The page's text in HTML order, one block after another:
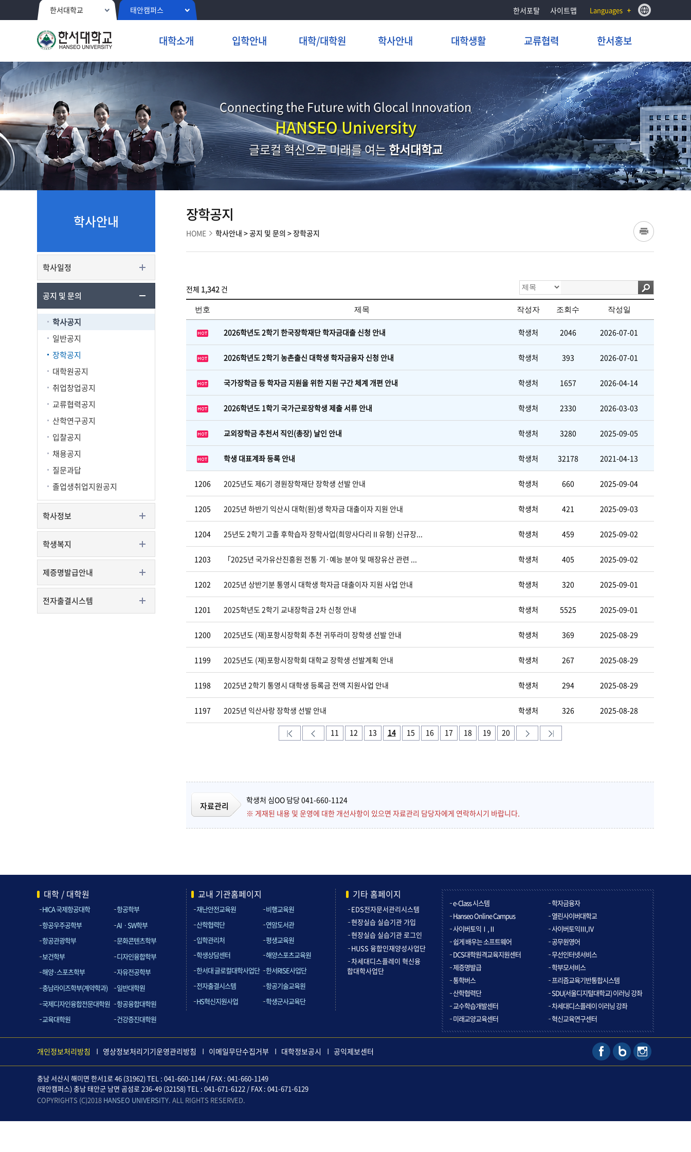
한서대학교 태안캠퍼스 한서포탈 사이트맵 Languages
대학소개 입학안내 대학/대학원 학사안내 대학생활 교류협력 한서홍보
Connecting the Future with Glocal Innovation
HANSEO University
글로컬 혁신으로 미래를 여는한서대학교
학사안내
학사일정
공지 및 문의
학사공지
일반공지
장학공지
대학원공지
취업창업공지
교류협력공지
산학연구공지
입찰공지
채용공지
질문과답
졸업생취업지원공지
학사정보
학생복지
제증명발급안내
전자출결시스템
장학공지
HOME 학사안내 >공지 및 문의 >장학공지
전체 1,342 건
번호 제목 작성자 조회수 작성일
2026학년도 2학기 한국장학재단 학자금대출 신청 안내 학생처 2046 2026-07-01
2026학년도 2학기 농촌출신 대학생 학자금융자 신청 안내 학생처 393 2026-07-01
국가장학금 등 학자금 지원을 위한 지원 구간 체계 개편 안내 학생처 1657 2026-04-14
2026학년도 1학기 국가근로장학생 제출 서류 안내 학생처 2330 2026-03-03
교외장학금 추천서 직인(총장) 날인 안내 학생처 3280 2025-09-05
학생 대표계좌 등록 안내 학생처 32178 2021-04-13
1206 2025년도 제6기 경원장학재단 장학생 선발 안내 학생처 660 2025-09-04
1205 2025년 하반기 익산시 대학(원)생 학자금 대출이자 지원 안내 학생처 421 2025-09-03
1204 25년도 2학기 고졸 후학습자 장학사업(희망사다리Ⅱ유형) 신규장... 학생처 459 2025-09-02
1203 「2025년 국가유산진흥원 전통 기·예능 분야 및 매장유산 관련 ... 학생처 405 2025-09-02
1202 2025년 상반기분 통영시 대학생 학자금 대출이자 지원 사업 안내 학생처 320 2025-09-01
1201 2025학년도 2학기 교내장학금 2차 신청 안내 학생처 5525 2025-09-01
1200 2025년도 (재)포항시장학회 추천 귀뚜라미 장학생 선발 안내 학생처 369 2025-08-29
1199 2025년도 (재)포항시장학회 대학교 장학생 선발계획 안내 학생처 267 2025-08-29
1198 2025년 2학기 통영시 대학생 등록금 전액 지원사업 안내 학생처 294 2025-08-29
1197 2025년 익산사랑 장학생 선발 안내 학생처 326 2025-08-28
11 12 13 14 15 16 17 18 19 20
자료관리
학생처 심OO 담당 041-660-1124
※ 게재된 내용 및 운영에 대한 개선사항이 있으면 자료관리 담당자에게 연락하시기 바랍니다.
대학 / 대학원
HICA 국제항공대학
항공학부
항공우주공학부
AIㆍSW학부
항공관광학부
문화콘텐츠학부
보건학부
디자인융합학부
해양·스포츠학부
자유전공학부
충남라이즈학부(계약학과)
일반대학원
국제디자인융합전문대학원
항공융합대학원
교육대학원
건강증진대학원
교내 기관홈페이지
재난안전교육원
비행교육원
산학협력단
연암도서관
입학관리처
평생교육원
학생상담센터
해양스포츠교육원
한서대 글로컬대학사업단
한서RISE사업단
전자출결시스템
항공기술교육원
HS혁신지원사업
학생군사교육단
기타 홈페이지
EDS전자문서관리시스템
현장실습 실습기관 가입
현장실습 실습기관 로그인
HUSS 융합인재양성사업단
차세대디스플레이 혁신융
합대학사업단
e-Class 시스템
학자금융자
Hanseo Online Campus
열린사이버대학교
사이버토익Ⅰ,Ⅱ
사이버토익Ⅲ,Ⅳ
쉽게 배우는 소프트웨어
공무원영어
DCS대학원격교육지원센터
무선인터넷서비스
제증명발급
학부모서비스
통학버스
프리즘교육기반통합시스템
산학협력단
SDU(서울디지털대학교) 이러닝 강좌
교수학습개발센터
차세대디스플레이 이러닝 강좌
미래교양교육센터
혁신교육연구센터
개인정보처리방침 영상정보처리기기운영관리방침 이메일무단수집거부 대학정보공시 공익제보센터
충남 서산시 해미면 한서1로 46 (31962) TEL : 041-660-1144 / FAX : 041-660-1149
(태안캠퍼스) 충남 태안군 남면 곰섬로 236-49 (32158) TEL : 041-671-6122 / FAX : 041-671-6129
COPYRIGHTS (C)2018 HANSEO UNIVERSITY. ALL RIGHTS RESERVED.